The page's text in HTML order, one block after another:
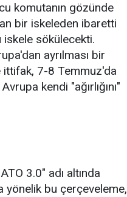
komutanın gözünde
bir iskeleden ibaretti
sökülecekti.
ayrılması bir
ittifak, 7-8 Temmuz'da
kendi "ağırlığını"
3.0" adı altında
yönelik bu çerçeveleme,